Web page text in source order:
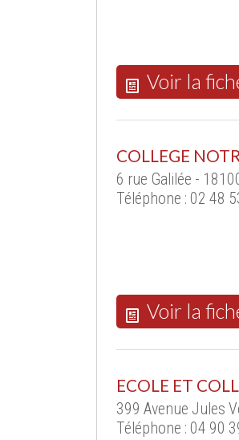
Voir la
COLLEGE
6 rue Galilée -
Téléphone : 02 48
Voir la
ECOLE ET
399 Avenue Jules
Téléphone : 04 90